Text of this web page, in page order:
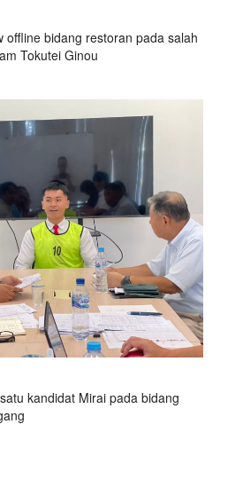
offline bidang restoran pada salah
Tokutei Ginou
kandidat Mirai pada bidang